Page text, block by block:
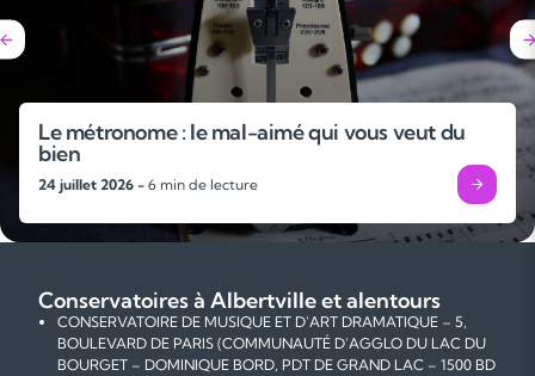
Le métronome : le mal-aimé qui vous veut du
bien
24 juillet 2026 - 6 min de lecture
Conservatoires à Albertville et alentours
CONSERVATOIRE DE MUSIQUE ET D'ART DRAMATIQUE – 5,
BOULEVARD DE PARIS (COMMUNAUTÉ D'AGGLO DU LAC DU
BOURGET – DOMINIQUE BORD, PDT DE GRAND LAC – 1500 BD